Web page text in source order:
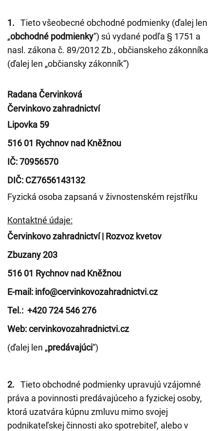
1. Tieto všeobecné obchodné podmienky (ďalej len
„obchodné podmienky“) sú vydané podľa § 1751 a
nasl. zákona č. 89/2012 Zb., občianskeho zákonníka
(ďalej len „občiansky zákonník“)
Radana Červinková
Červinkovo zahradnictví
Lipovka 59
516 01 Rychnov nad Kněžnou
IČ: 70956570
DIČ: CZ7656143132
Fyzická osoba zapsaná v živnostenském rejstříku
Kontaktné údaje:
Červinkovo zahradnictví | Rozvoz kvetov
Zbuzany 203
516 01 Rychnov nad Kněžnou
E-mail: info@cervinkovozahradnictvi.cz
Tel.: +420 724 546 276
Web: cervinkovozahradnictvi.cz
(ďalej len „predávajúci“)
2. Tieto obchodné podmienky upravujú vzájomné
práva a povinnosti predávajúceho a fyzickej osoby,
ktorá uzatvára kúpnu zmluvu mimo svojej
podnikateľskej činnosti ako spotrebiteľ, alebo v